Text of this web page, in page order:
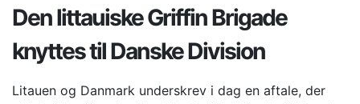
Den littauiske Griffin Brigade
knyttes til Danske Division
Litauen og Danmark underskrev i dag en aftale, der